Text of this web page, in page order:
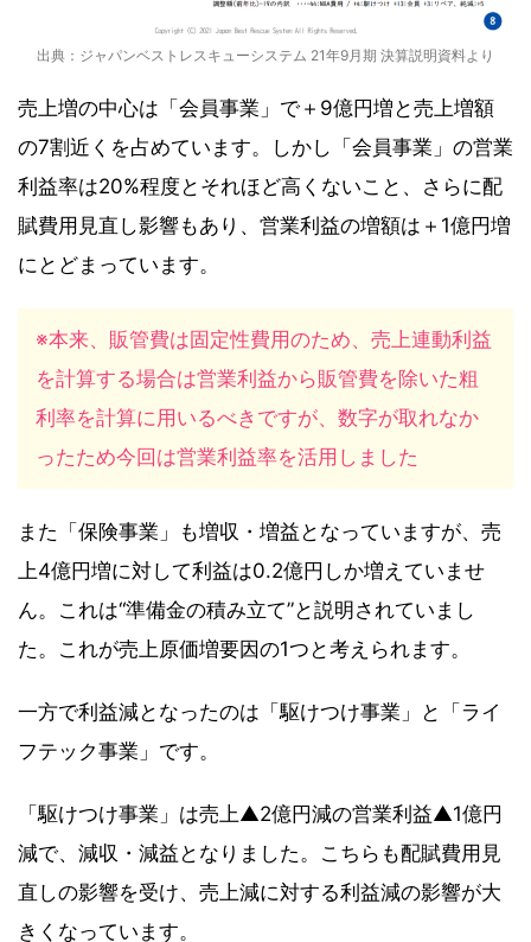
出典：ジャパンベストレスキューシステム 21年9月期 決算説明資料より
売上増の中心は「会員事業」で＋9億円増と売上増額
の7割近くを占めています。しかし「会員事業」の営業
利益率は20%程度とそれほど高くないこと、さらに配
賦費用見直し影響もあり、営業利益の増額は＋1億円増
にとどまっています。
※本来、販管費は固定性費用のため、売上連動利益
を計算する場合は営業利益から販管費を除いた粗
利率を計算に用いるべきですが、数字が取れなか
ったため今回は営業利益率を活用しました
また「保険事業」も増収・増益となっていますが、売
上4億円増に対して利益は0.2億円しか増えていませ
ん。これは“準備金の積み立て”と説明されていまし
た。これが売上原価増要因の1つと考えられます。
一方で利益減となったのは「駆けつけ事業」と「ライ
フテック事業」です。
「駆けつけ事業」は売上▲2億円減の営業利益▲1億円
減で、減収・減益となりました。こちらも配賦費用見
直しの影響を受け、売上減に対する利益減の影響が大
きくなっています。